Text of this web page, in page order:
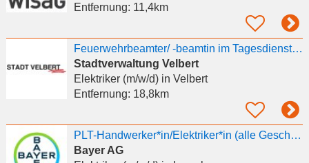
Entfernung: 11,4km
Feuerwehrbeamter/ -beamtin im Tagesdienst mit dem Schwerpunkt Elektriker/-in
Stadtverwaltung Velbert
Elektriker (m/w/d)in Velbert
Entfernung: 18,8km
PLT-Handwerker*in/Elektriker*in (alle Geschlechter)
Bayer AG